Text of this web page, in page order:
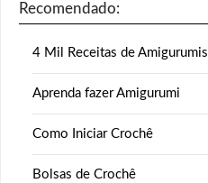
Recomendado:
4 Mil Receitas de Amigurumis
Aprenda fazer Amigurumi
Como Iniciar Crochê
Bolsas de Crochê